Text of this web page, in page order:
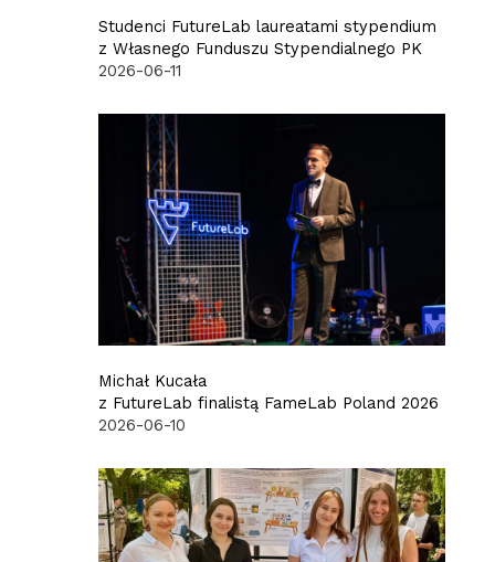
Studenci FutureLab laureatami stypendium
z Własnego Funduszu Stypendialnego PK
2026-06-11
Michał Kucała
z FutureLab finalistą FameLab Poland 2026
2026-06-10